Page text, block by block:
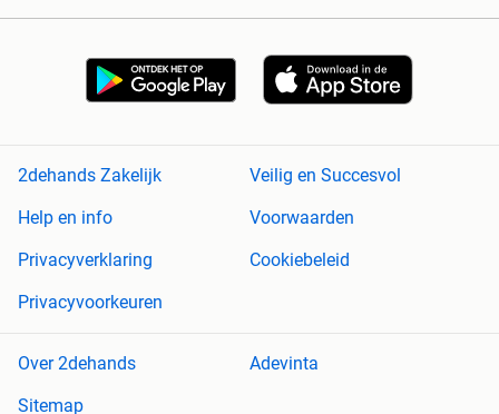
2dehands Zakelijk
Veilig en Succesvol
Help en info
Voorwaarden
Privacyverklaring
Cookiebeleid
Privacyvoorkeuren
Over 2dehands
Adevinta
Sitemap